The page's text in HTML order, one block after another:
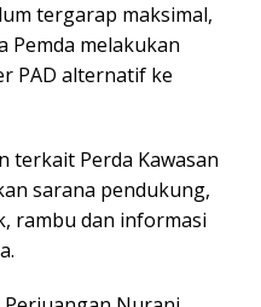
tergarap maksimal,
Pemda melakukan
PAD alternatif ke
terkait Perda Kawasan
sarana pendukung,
rambu dan informasi